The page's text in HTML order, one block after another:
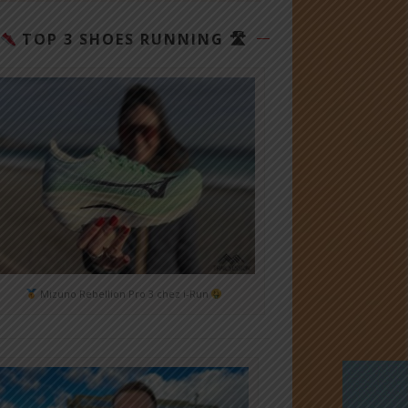
TOP 3 SHOES RUNNING 🛣
Mizuno Rebellion Pro 3 chez i-Run